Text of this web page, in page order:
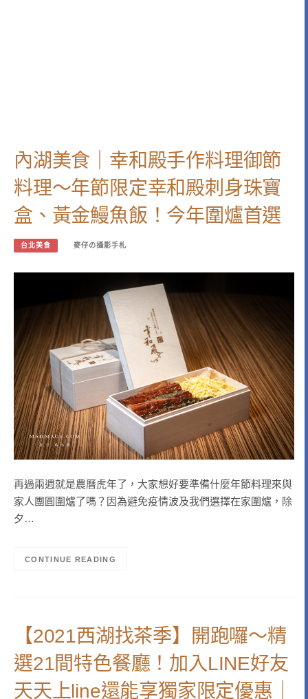
內湖美食｜幸和殿手作料理御節
料理～年節限定幸和殿刺身珠寶
盒、黃金鰻魚飯！今年圍爐首選
台北美食 麥仔の攝影手札
再過兩週就是農曆虎年了，大家想好要準備什麼年節料理來與
家人團圓圍爐了嗎？因為避免疫情波及我們選擇在家圍爐，除
夕…
CONTINUE READING
【2021西湖找茶季】開跑囉～精
選21間特色餐廳！加入LINE好友
天天上line還能享獨家限定優惠｜